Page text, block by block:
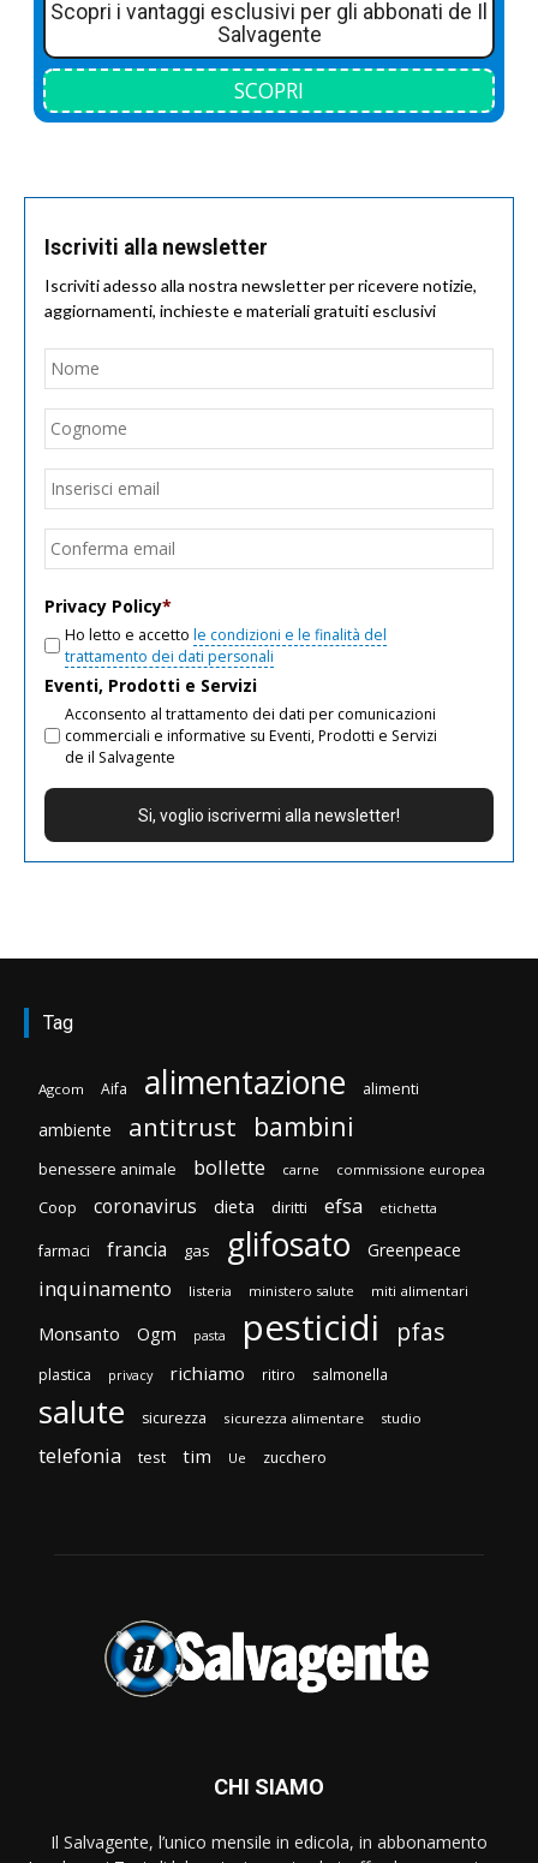
Scopri i vantaggi esclusivi per gli abbonati de Il
Salvagente
SCOPRI
Iscriviti alla newsletter
Iscriviti adesso alla nostra newsletter per ricevere notizie,
aggiornamenti, inchieste e materiali gratuiti esclusivi
Nome
Email
Privacy Policy*
Ho letto e accetto le condizioni e le finalità del
trattamento dei dati personali
Eventi, Prodotti e Servizi
Acconsento al trattamento dei dati per comunicazioni
commerciali e informative su Eventi, Prodotti e Servizi
de il Salvagente
Tag
Agcom Aifa alimentazione alimenti
ambiente antitrust bambini
benessere animale bollette carne commissione europea
Coop coronavirus dieta diritti efsa etichetta
farmaci francia gas glifosato Greenpeace
inquinamento listeria ministero salute miti alimentari
Monsanto Ogm pasta pesticidi pfas
plastica privacy richiamo ritiro salmonella
salute sicurezza sicurezza alimentare studio
telefonia test tim Ue zucchero
CHI SIAMO
Il Salvagente, l’unico mensile in edicola, in abbonamento